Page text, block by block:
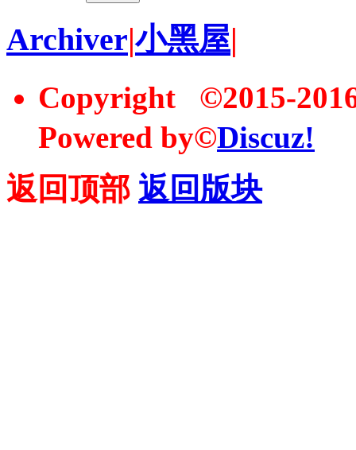
Archiver|小黑屋|
Copyright ©2015-
Powered by©Discuz!
返回顶部 返回版块